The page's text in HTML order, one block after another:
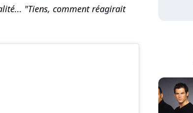
"Tiens, comment réagirait